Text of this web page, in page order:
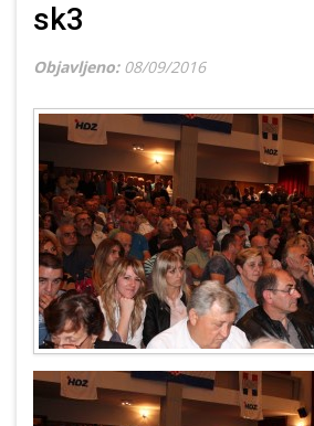
sk3
Objavljeno: 08/09/2016